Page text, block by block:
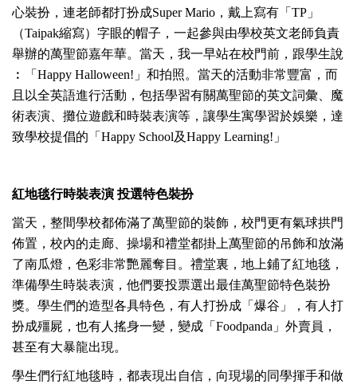
心裝扮，連老師都打扮成Super Mario，戴上寫有「TP」
（Taipak縮寫）字眼的帽子，一起參與由學校英文老師負責
舉辦的萬聖節嘉年華。當天，我一早站在校門前，跟學生說
︰「Happy Halloween!」和拍照。當天的活動非常豐富，而
且以全英語進行活動，包括學習有關萬聖節的英文詞彙、魔
術表演、攤位遊戲和時裝表演等，讓學生寓學習於娛樂，達
致學校提倡的「Happy School及Happy Learning!」
紅地毯行時裝表演 投選特色裝扮
當天，整間學校都佈滿了萬聖節的裝飾，校門更有氣球拱門
佈置，校內的走廊、操場和禮堂都掛上萬聖節的吊飾和放滿
了南瓜燈，色彩非常艷麗奪目。禮堂裏，地上鋪了紅地毯，
準備學生時裝表演，他們要投票選出最佳萬聖節特色裝扮
獎。學生們的造型各具特色，有人打扮成「爆谷」，有人打
扮成殭屍，也有人搖身一變，變成「Foodpanda」外賣員，
甚至有大暴龍出現。
學生們行紅地毯時，都表現出自信，向現場的同學揮手和做